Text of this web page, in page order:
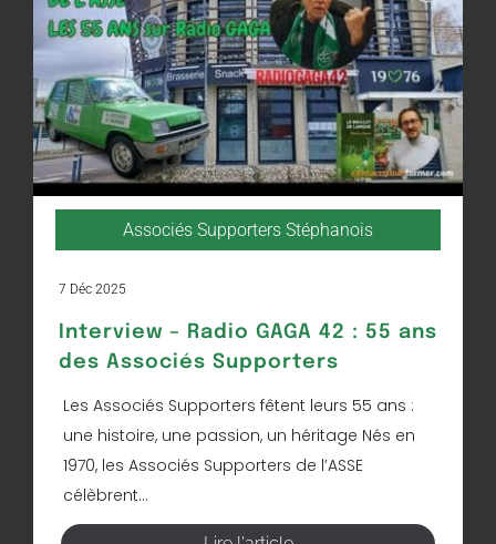
Associés Supporters Stéphanois
7 Déc 2025
Interview – Radio GAGA 42 : 55 ans
des Associés Supporters
Les Associés Supporters fêtent leurs 55 ans :
une histoire, une passion, un héritage Nés en
1970, les Associés Supporters de l’ASSE
célèbrent...